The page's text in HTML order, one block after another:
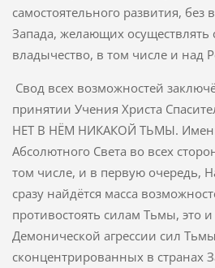
самостоятельного развития, без
Запада, желающих осуществлять
владычество, в том числе и над
Свод всех возможностей
принятии Учения Христа
НЕТ В НЁМ НИКАКОЙ ТЬМЫ.
Абсолютного Света во всех
том числе, и в первую очередь,
сразу найдётся масса
противостоять силам Тьмы, это
Демонической агрессии сил
сконцентрированных в странах